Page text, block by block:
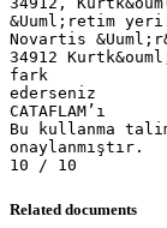
Related documents